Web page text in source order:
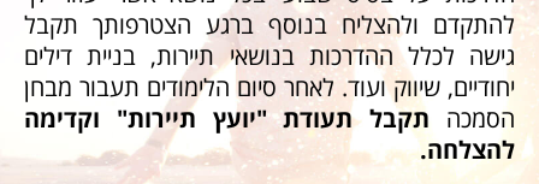
להתקדם ולהצליח בנוסף ברגע הצטרפותך תקבל
גישה לכלל ההדרכות בנושאי תיירות, בניית דילים
יחודיים, שיווק ועוד. לאחר סיום הלימודים תעבור מבחן
הסמכה תקבל תעודת "יועץ תיירות" וקדימה
להצלחה.